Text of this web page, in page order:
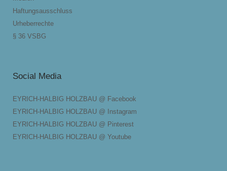
Haftungsausschluss
Urheberrechte
§ 36 VSBG
Social Media
EYRICH-HALBIG HOLZBAU @ Facebook
EYRICH-HALBIG HOLZBAU @ Instagram
EYRICH-HALBIG HOLZBAU @ Pinterest
EYRICH-HALBIG HOLZBAU @ Youtube